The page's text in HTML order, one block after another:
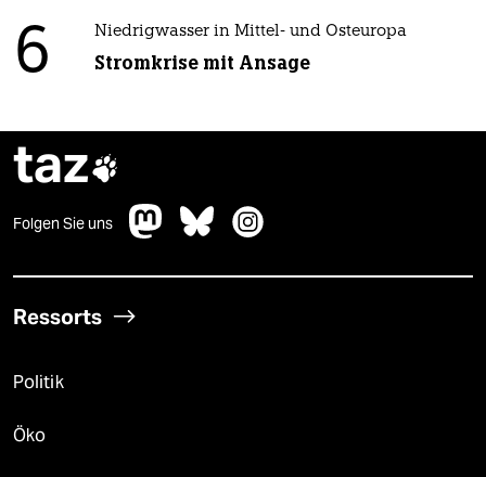
6 Niedrigwasser in Mittel- und Osteuropa
Stromkrise mit Ansage
taz
Folgen Sie uns
Ressorts
Politik
Öko